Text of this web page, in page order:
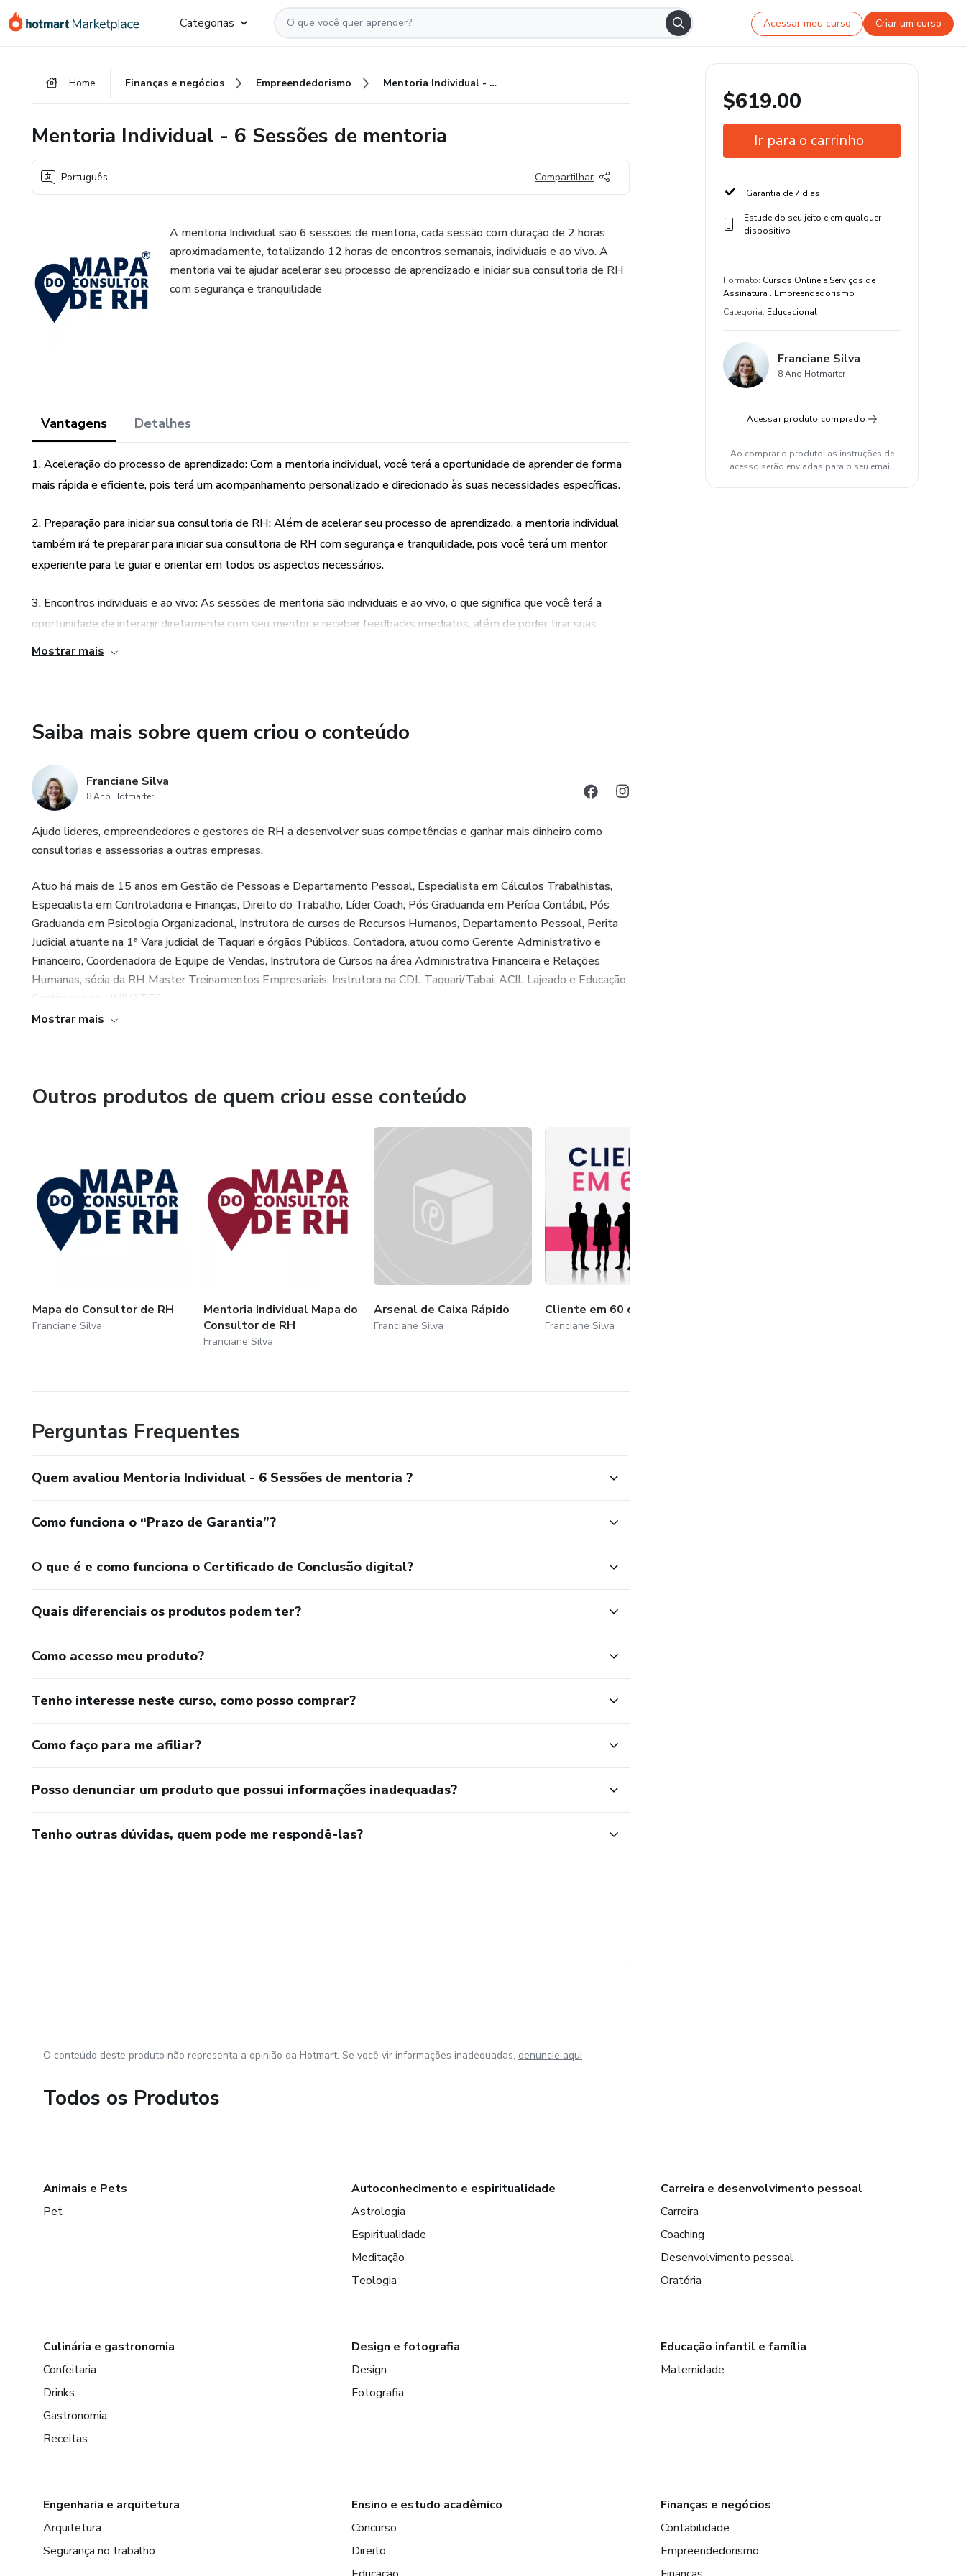
para
para
para
Categorias Acessar meu curso Criar um curso
Home Finanças e negócios Empreendedorismo Mentoria Individual - 6 Sessões de mentoria
Mentoria Individual - 6 Sessões de mentoria
Português Compartilhar
A mentoria Individual são 6 sessões de mentoria, cada sessão com duração de 2 horas
aproximadamente, totalizando 12 horas de encontros semanais, individuais e ao vivo. A
mentoria vai te ajudar acelerar seu processo de aprendizado e iniciar sua consultoria de RH
com segurança e tranquilidade
Vantagens Detalhes
1. Aceleração do processo de aprendizado: Com a mentoria individual, você terá a oportunidade de aprender de forma
mais rápida e eficiente, pois terá um acompanhamento personalizado e direcionado às suas necessidades específicas.
2. Preparação para iniciar sua consultoria de RH: Além de acelerar seu processo de aprendizado, a mentoria individual
também irá te preparar para iniciar sua consultoria de RH com segurança e tranquilidade, pois você terá um mentor
experiente para te guiar e orientar em todos os aspectos necessários.
3. Encontros individuais e ao vivo: As sessões de mentoria são individuais e ao vivo, o que significa que você terá a
oportunidade de interagir diretamente com seu mentor e receber feedbacks imediatos, além de poder tirar suas
dúvidas e discutir suas ideias de forma mais detalhada e personalizada.
Mostrar mais
Saiba mais sobre quem criou o conteúdo
Franciane Silva
8 Ano Hotmarter
Ajudo lideres, empreendedores e gestores de RH a desenvolver suas competências e ganhar mais dinheiro como
consultorias e assessorias a outras empresas.
Atuo há mais de 15 anos em Gestão de Pessoas e Departamento Pessoal, Especialista em Cálculos Trabalhistas,
Especialista em Controladoria e Finanças, Direito do Trabalho, Líder Coach, Pós Graduanda em Perícia Contábil, Pós
Graduanda em Psicologia Organizacional, Instrutora de cursos de Recursos Humanos, Departamento Pessoal, Perita
Judicial atuante na 1ª Vara judicial de Taquari e órgãos Públicos, Contadora, atuou como Gerente Administrativo e
Financeiro, Coordenadora de Equipe de Vendas, Instrutora de Cursos na área Administrativa Financeira e Relações
Humanas, sócia da RH Master Treinamentos Empresariais, Instrutora na CDL Taquari/Tabai, ACIL Lajeado e Educação
Continuada na UNIVATES.
Mostrar mais
Outros produtos de quem criou esse conteúdo
Mapa do Consultor de RH
Franciane Silva
Mentoria Individual Mapa do
Consultor de RH
Franciane Silva
Arsenal de Caixa Rápido
Franciane Silva
Cliente em 60 dias
Franciane Silva
Perguntas Frequentes
Quem avaliou Mentoria Individual - 6 Sessões de mentoria ?
Como funciona o “Prazo de Garantia”?
O que é e como funciona o Certificado de Conclusão digital?
Quais diferenciais os produtos podem ter?
Como acesso meu produto?
Tenho interesse neste curso, como posso comprar?
Como faço para me afiliar?
Posso denunciar um produto que possui informações inadequadas?
Tenho outras dúvidas, quem pode me respondê-las?
$619.00
Ir para o carrinho
Garantia de 7 dias
Estude do seu jeito e em qualquer
dispositivo
Formato: Cursos Online e Serviços de
Assinatura . Empreendedorismo
Categoria: Educacional
Franciane Silva
8 Ano Hotmarter
Acessar produto comprado
Ao comprar o produto, as instruções de
acesso serão enviadas para o seu email.
O conteúdo deste produto não representa a opinião da Hotmart. Se você vir informações inadequadas, denuncie aqui
Todos os Produtos
Animais e Pets
Pet
Autoconhecimento e espiritualidade
Astrologia
Espiritualidade
Meditação
Teologia
Carreira e desenvolvimento pessoal
Carreira
Coaching
Desenvolvimento pessoal
Oratória
Culinária e gastronomia
Confeitaria
Drinks
Gastronomia
Receitas
Design e fotografia
Design
Fotografia
Educação infantil e família
Maternidade
Engenharia e arquitetura
Arquitetura
Segurança no trabalho
Ensino e estudo acadêmico
Concurso
Direito
Finanças e negócios
Contabilidade
Empreendedorismo